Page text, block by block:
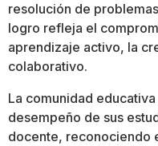
resolución de
logro refleja el
aprendizaje activo, la
colaborativo.
La comunidad
desempeño de sus
docente, reconociendo